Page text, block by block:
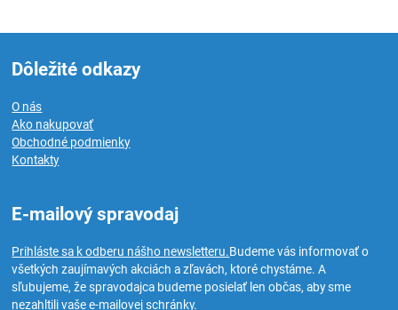
Dôležité odkazy
O nás
Ako nakupovať
Obchodné podmienky
Kontakty
E-mailový spravodaj
Prihláste sa k odberu nášho newsletteru.Budeme vás informovať o
všetkých zaujímavých akciách a zľavách, ktoré chystáme. A
sľubujeme, že spravodajca budeme posielať len občas, aby sme
nezahltili vaše e-mailovej schránky.